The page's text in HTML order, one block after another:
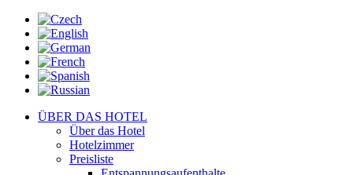
ÜBER DAS HOTEL
Über das Hotel
Hotelzimmer
Preisliste